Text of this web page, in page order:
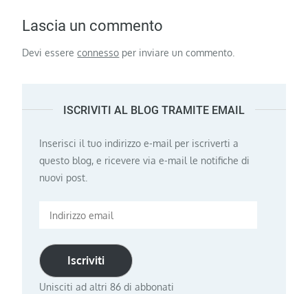
Lascia un commento
Devi essereconnesso per inviare un commento.
ISCRIVITI AL BLOG TRAMITE EMAIL
Inserisci il tuo indirizzo e-mail per iscriverti a
questo blog, e ricevere via e-mail le notifiche di
nuovi post.
Indirizzo
Iscriviti
Unisciti ad altri 86 di abbonati